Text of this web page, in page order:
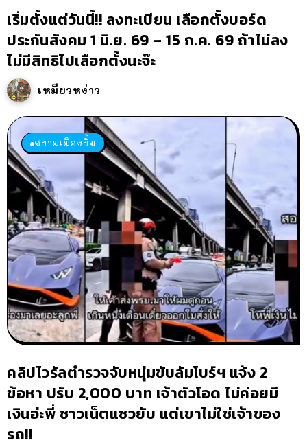
เริ่มตั้งแต่วันนี้!! ลงทะเบียน เลือกตั้งบอร์ด
ประกันสังคม 1 มิ.ย. 69 – 15 ก.ค. 69 ถ้าไม่ลง
ไม่มีสิทธิไปเลือกตั้งนะจ๊ะ
เหมียวหง่าว
สยามเมืองยิ้ม
คลิปไวรัลตำรวจจับหนุ่มขับลัมโบร์ฯ แจ้ง 2
ข้อหา ปรับ 2,000 บาท เจ้าตัวโอด ไม่ค่อยมี
เงินอ่ะพี่ ชาวเน็ตแซวยับ แต่เขาไม่ใช่เจ้าของ
รถ!!